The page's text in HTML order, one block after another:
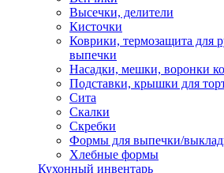
Высечки, делители
Кисточки
Коврики, термозащита для
выпечки
Насадки, мешки, воронки
Подставки, крышки для
Сита
Скалки
Скребки
Формы для выпечки/
Хлебные формы
Кухонный инвентарь